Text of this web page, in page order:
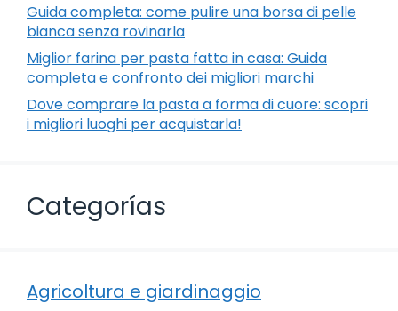
Guida completa: come pulire una borsa di pelle
bianca senza rovinarla
Miglior farina per pasta fatta in casa: Guida
completa e confronto dei migliori marchi
Dove comprare la pasta a forma di cuore: scopri
i migliori luoghi per acquistarla!
Categorías
Agricoltura e giardinaggio